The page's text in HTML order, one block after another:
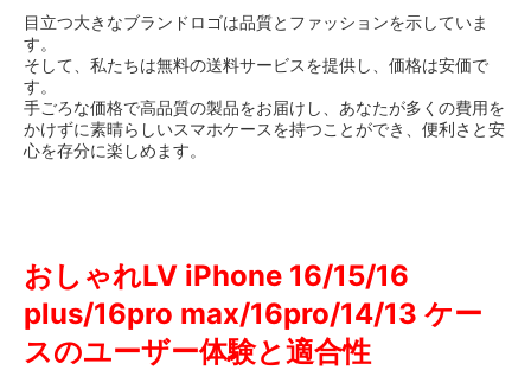
目立つ大きなブランドロゴは品質とファッションを示していま
す。
そして、私たちは無料の送料サービスを提供し、価格は安価で
す。
手ごろな価格で高品質の製品をお届けし、あなたが多くの費用を
かけずに素晴らしいスマホケースを持つことができ、便利さと安
心を存分に楽しめます。
おしゃれLV iPhone 16/15/16
plus/16pro max/16pro/14/13 ケー
スのユーザー体験と適合性